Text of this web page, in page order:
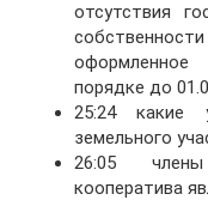
отсутствия
порядке до
25:24 какие
земельного
26:05
кооператива